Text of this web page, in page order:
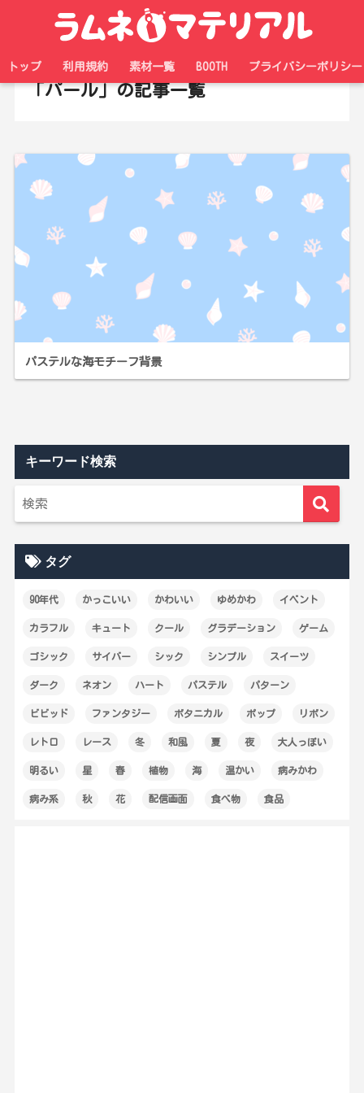
トップ 利用規約 素材一覧 BOOTH プライバシーポリシー
「パール」の記事一覧
パステルな海モチーフ背景
キーワード検索
タグ
90年代 かっこいい かわいい ゆめかわ イベント
カラフル キュート クール グラデーション ゲーム
ゴシック サイバー シック シンプル スイーツ
ダーク ネオン ハート パステル パターン
ビビッド ファンタジー ボタニカル ポップ リボン
レトロ レース 冬 和風 夏 夜 大人っぽい
明るい 星 春 植物 海 温かい 病みかわ
病み系 秋 花 配信画面 食べ物 食品